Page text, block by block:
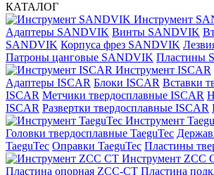
КАТАЛОГ
Инструмент
Адаптеры SANDVIK Винты SANDVIK
SANDVIK Корпуса фрез SANDVIK
Патроны цанговые SANDVIK Пластины
Инструмент ISCAR
Адаптеры ISCAR Блоки ISCAR Вставки
ISCAR Метчики твердосплавные ISCAR
ISCAR Развертки твердосплавные ISCAR
Инструмент
Головки твердосплавные TaeguTec
TaeguTec Оправки TaeguTec Пластины
Инструмент ZCС
Пластина опорная ZCC-CT Пластина